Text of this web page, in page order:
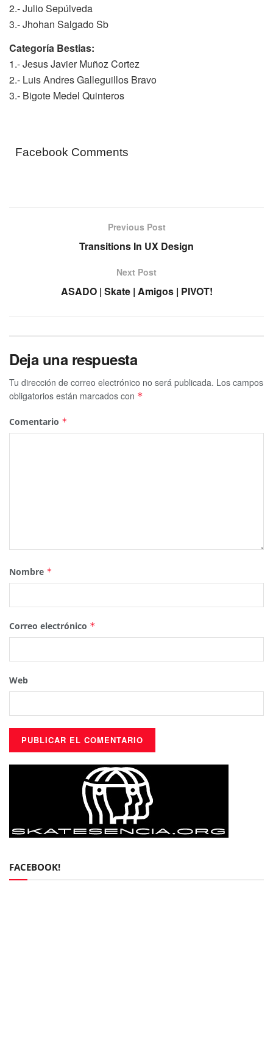
2.- Julio Sepúlveda
3.- Jhohan Salgado Sb
Categoría Bestias:
1.- Jesus Javier Muñoz Cortez
2.- Luis Andres Galleguillos Bravo
3.- Bigote Medel Quinteros
Facebook Comments
Previous Post
Transitions In UX Design
Next Post
ASADO | Skate | Amigos | PIVOT!
Deja una respuesta
Tu dirección de correo electrónico no será publicada. Los campos
obligatorios están marcados con *
Comentario *
Nombre *
Correo electrónico *
Web
FACEBOOK!